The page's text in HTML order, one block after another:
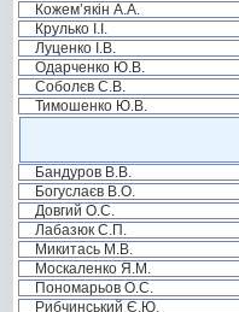
Кожем’якін А.А.
Крулько І.І.
Луценко І.В.
Одарченко Ю.В.
Соболєв С.В.
Тимошенко Ю.В.
Бандуров В.В.
Богуслаєв В.О.
Довгий О.С.
Лабазюк С.П.
Микитась М.В.
Москаленко Я.М.
Пономарьов О.С.
Рибчинський Є.Ю.